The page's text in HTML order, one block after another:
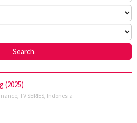
(2025)
TV SERIES Indonesia